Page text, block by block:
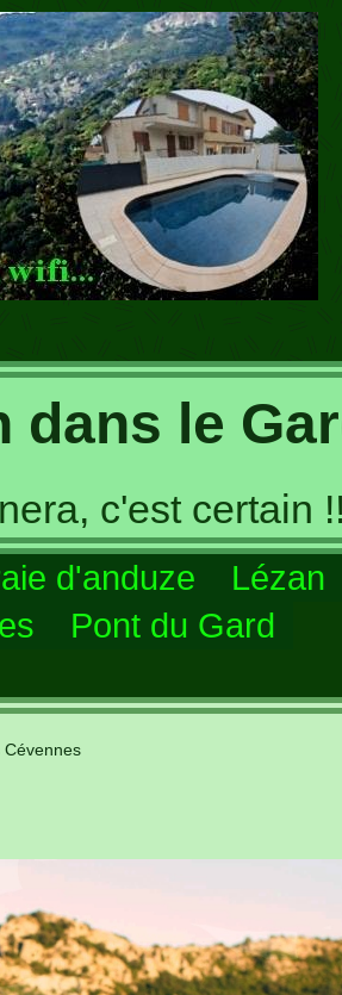
dans le
c'est certain
d'anduze
Lézan
Pont du Gard